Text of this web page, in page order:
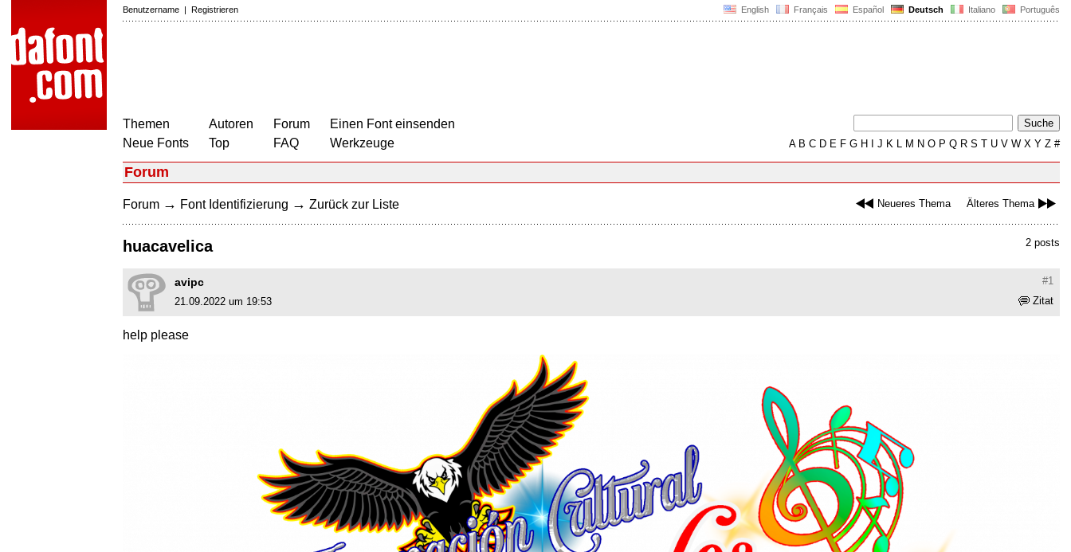
English Français Español Deutsch Italiano Português
Benutzername | Registrieren
Themen
Neue Fonts
Autoren
Top
Forum
FAQ
Einen Font einsenden
Werkzeuge
AB C D E F G H J K L M N O P Q R S T U V W X Y Z #
Forum
Neueres Thema Älteres Thema
Forum → Font Identifizierung → Zurück zur Liste
2 posts
huacavelica
#1
avipc
Zitat
21.09.2022 um 19:53
help please